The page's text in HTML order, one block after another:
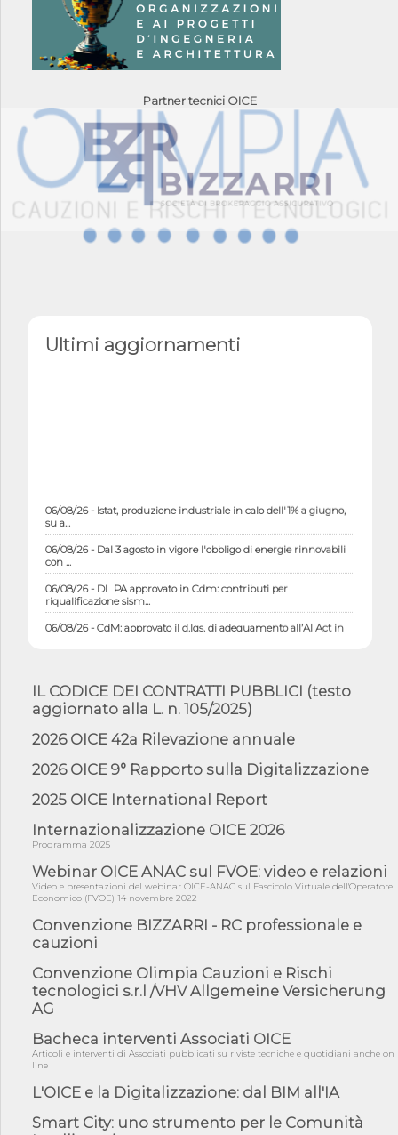
Partner tecnici OICE
Ultimi aggiornamenti
06/08/26 - Istat, produzione industriale in calo dell'1% a giugno,
su a...
06/08/26 - Dal 3 agosto in vigore l'obbligo di energie rinnovabili
con ...
06/08/26 - DL PA approvato in Cdm: contributi per
riqualificazione sism...
06/08/26 - CdM: approvato il d.lgs. di adeguamento all’AI Act in
mate...
05/08/26 - DL Infrastrutture e PNRR è legge: approvata oggi la
fiducia...
05/08/26 - Focus OICE sul DDL di riforma della responsabilità
05/08/26 - Anac: pubblicata la Relazione illustrativa al Bando tipo
Professioni ...
di Reg...
05/08/26 - Lettera OICE per il bando della Giunta Regionale della
04/08/26 - DL PA: previste cancellazioni da elenchi professionisti
per ...
04/08/26 - International Sustainable Buildings Competition -
COP31, An...
04/08/26 - CdS, project financing: progetto di fattibilità da
04/08/26 - Rapporto Anac corruzione 2020-2026: procedimenti
penali per ...
04/08/26 - CdS: partecipazione alla gara non equivale ad
04/08/26 - DL Infrastrutture approvato alla Camera, passa ora al
IL CODICE DEI CONTRATTI PUBBLICI (testo
aggiornato alla L. n. 105/2025)
2026 OICE 42a Rilevazione annuale
2026 OICE 9° Rapporto sulla Digitalizzazione
2025 OICE International Report
Internazionalizzazione OICE 2026
Programma 2025
Webinar OICE ANAC sul FVOE: video e relazioni
Video e presentazioni del webinar OICE-ANAC sul Fascicolo Virtuale dell'Operatore
Economico (FVOE) 14 novembre 2022
Convenzione BIZZARRI - RC professionale e
cauzioni
Convenzione Olimpia Cauzioni e Rischi
tecnologici s.r.l /VHV Allgemeine Versicherung
AG
Bacheca interventi Associati OICE
Articoli e interventi di Associati pubblicati su riviste tecniche e quotidiani anche on
line
L'OICE e la Digitalizzazione: dal BIM all'IA
Smart City: uno strumento per le Comunità